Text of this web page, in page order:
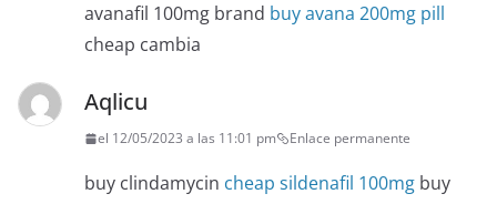
avanafil 100mg brand buy avana 200mg pill
cheap cambia
Aqlicu
el 12/05/2023 a las 11:01 pm Enlace permanente
buy clindamycin cheap sildenafil 100mg buy